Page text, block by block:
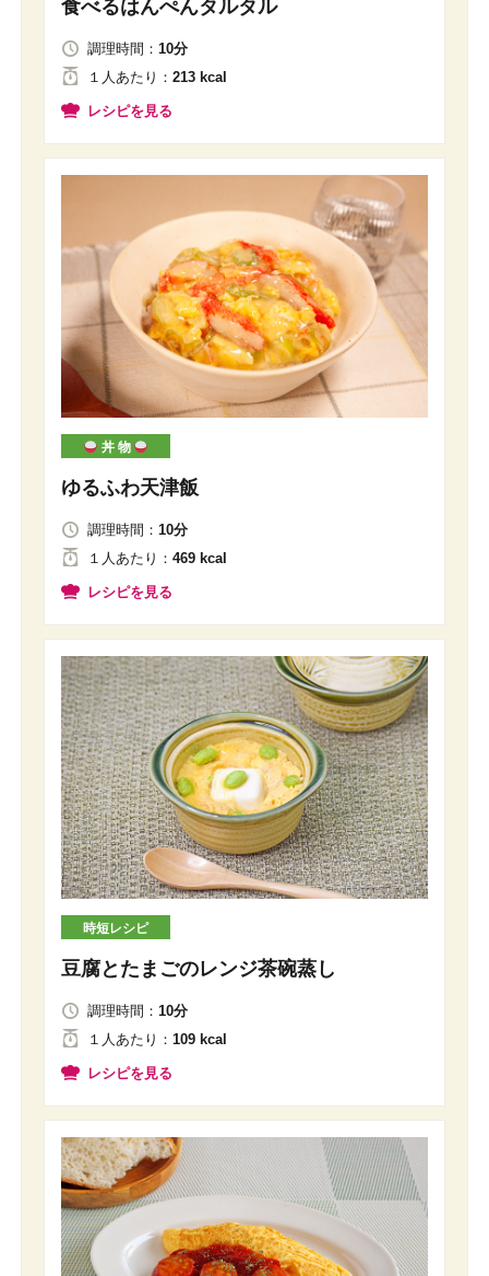
食べるはんぺんタルタル
調理時間： 10分
１人 あたり ： 213 kcal
レシピを見る
丼 物
ゆるふわ天津飯
調理時間： 10分
１人 あたり ： 469 kcal
レシピを見る
時短レシピ
豆腐とたまごのレンジ茶碗蒸し
調理時間： 10分
１人あたり ： 109 kcal
レシピを見る